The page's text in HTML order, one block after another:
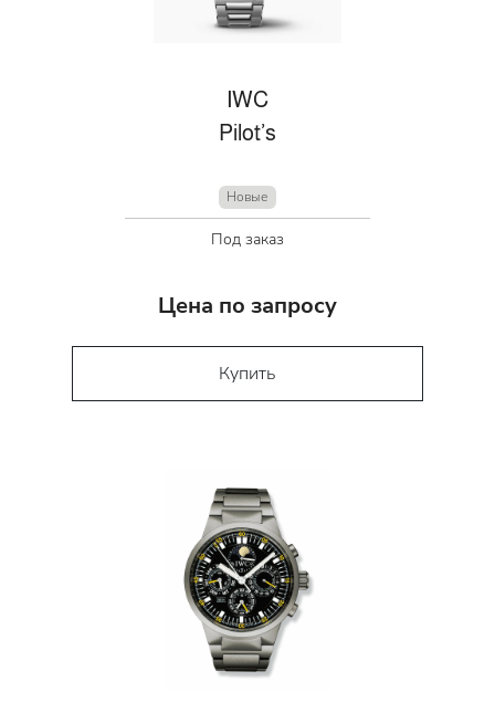
IWC
Pilot’s
Новые
Под заказ
Цена по запросу
Купить